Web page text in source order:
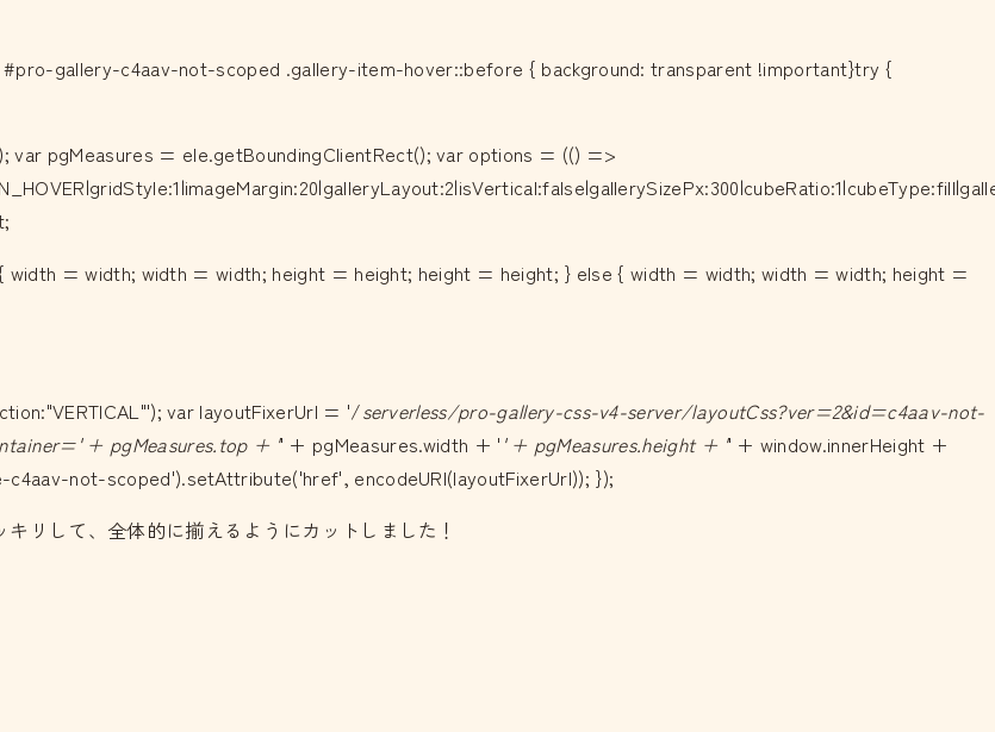
gallery-c4aav-not-scoped .gallery-item-hover::before { background: transparent !important}try {
pgMeasures = ele.getBoundingClientRect(); var options = (() =>
width = width; width = width; height = height; height = height; } else { width = width; width = width; height =
var layoutFixerUrl = '/serverless/pro-gallery-css-v4-server/layoutCss?ver=2&id=c4aav-not-
+ pgMeasures.top + '' + pgMeasures.width + ' ' + pgMeasures.height + '' + window.innerHeight +
not-scoped').setAttribute('href', encodeURI(layoutFixerUrl)); });
リして、全体的に揃えるようにカットしました！